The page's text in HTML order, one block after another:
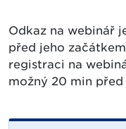
Odkaz na webinář
před jeho
registraci na
možný 20 min před